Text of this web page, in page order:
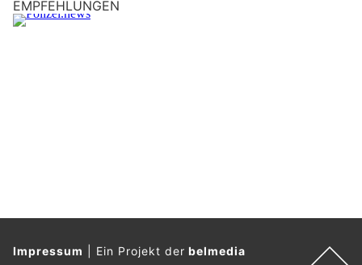
M
w
h
Kreuzlingen TG: Marokkaner (38) nach